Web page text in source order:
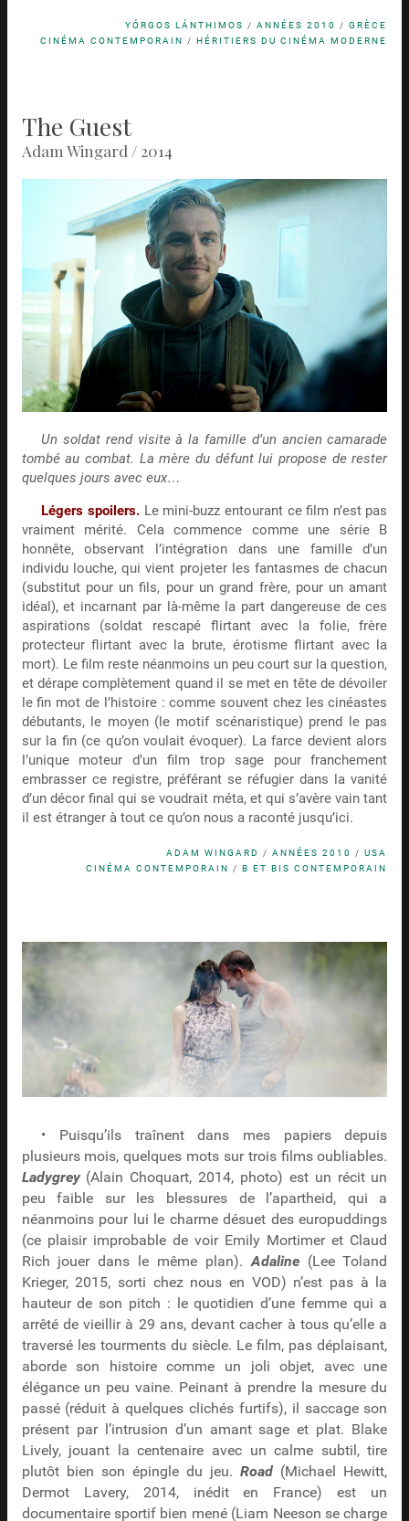
YÓRGOS LÁNTHIMOS /ANNÉES 2010 /GRÈCE
CINÉMA CONTEMPORAIN /HÉRITIERS DU CINÉMA MODERNE
The Guest
Adam Wingard / 2014
Un soldat rend visite à la famille d’un ancien camarade
tombé au combat. La mère du défunt lui propose de rester
quelques jours avec eux…
Légers spoilers.Le mini-buzz entourant ce film n’est pas
vraiment mérité. Cela commence comme une série B
honnête, observant l’intégration dans une famille d’un
individu louche, qui vient projeter les fantasmes de chacun
(substitut pour un fils, pour un grand frère, pour un amant
idéal), et incarnant par là-même la part dangereuse de ces
aspirations (soldat rescapé flirtant avec la folie, frère
protecteur flirtant avec la brute, érotisme flirtant avec la
mort). Le film reste néanmoins un peu court sur la question,
et dérape complètement quand il se met en tête de dévoiler
le fin mot de l’histoire : comme souvent chez les cinéastes
débutants, le moyen (le motif scénaristique) prend le pas
sur la fin (ce qu’on voulait évoquer). La farce devient alors
l’unique moteur d’un film trop sage pour franchement
embrasser ce registre, préférant se réfugier dans la vanité
d’un décor final qui se voudrait méta, et qui s’avère vain tant
il est étranger à tout ce qu’on nous a raconté jusqu’ici.
ADAM WINGARD /ANNÉES 2010 /USA
CINÉMA CONTEMPORAIN /B ET BIS CONTEMPORAIN
• Puisqu’ils traînent dans mes papiers depuis
plusieurs mois, quelques mots sur trois films oubliables.
Ladygrey(Alain Choquart, 2014, photo) est un récit un
peu faible sur les blessures de l’apartheid, qui a
néanmoins pour lui le charme désuet des europuddings
(ce plaisir improbable de voir Emily Mortimer et Claud
Rich jouer dans le même plan).Adaline(Lee Toland
Krieger, 2015, sorti chez nous en VOD) n’est pas à la
hauteur de son pitch : le quotidien d’une femme qui a
arrêté de vieillir à 29 ans, devant cacher à tous qu’elle a
traversé les tourments du siècle. Le film, pas déplaisant,
aborde son histoire comme un joli objet, avec une
élégance un peu vaine. Peinant à prendre la mesure du
passé (réduit à quelques clichés furtifs), il saccage son
présent par l’intrusion d’un amant sage et plat. Blake
Lively, jouant la centenaire avec un calme subtil, tire
plutôt bien son épingle du jeu.Road (Michael Hewitt,
Dermot Lavery, 2014, inédit en France) est un
documentaire sportif bien mené (Liam Neeson se charge